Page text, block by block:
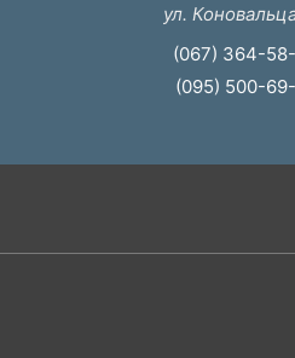
ул.
(067) 364-
(095) 500-